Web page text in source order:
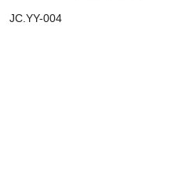
JC.YY-004